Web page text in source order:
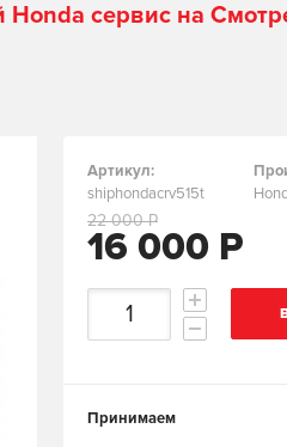
сервис на
Артикул:
shiphondacrv515t
16 000 Р
22 000 Р
Принимаем